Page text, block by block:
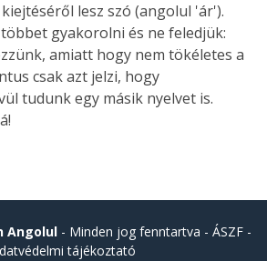
lesz szó (angolul 'ár').
gyakorolni és ne feledjük:
amiatt hogy nem tökéletes a
csak azt jelzi, hogy
tudunk egy másik nyelvet is.
Angolul- Minden jog fenntartva - ÁSZF-
tájékoztató